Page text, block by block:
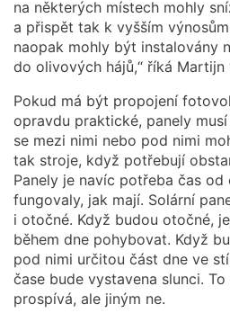
na některých místech mohly
a přispět tak k vyšším
naopak mohly být instalovány
do olivových hájů,“ říká Martijn
Pokud má být propojení
opravdu praktické, panely
se mezi nimi nebo pod nimi
tak stroje, když potřebují
Panely je navíc potřeba čas
fungovaly, jak mají. Solární
i otočné. Když budou otočné,
během dne pohybovat. Když
pod nimi určitou část dne ve
čase bude vystavena slunci.
prospívá, ale jiným ne.